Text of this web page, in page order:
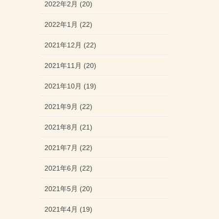
2022年2月 (20)
2022年1月 (22)
2021年12月 (22)
2021年11月 (20)
2021年10月 (19)
2021年9月 (22)
2021年8月 (21)
2021年7月 (22)
2021年6月 (22)
2021年5月 (20)
2021年4月 (19)